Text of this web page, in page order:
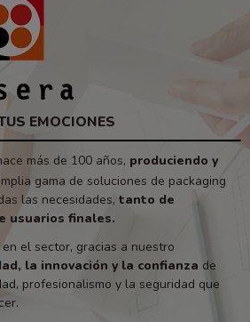
EMOCIONES
más de 100 años, produciendo y
gama de soluciones de packaging
las necesidades, tanto de
usuarios finales.
el sector, gracias a nuestro
la innovación y la confianza de
profesionalismo y la seguridad que